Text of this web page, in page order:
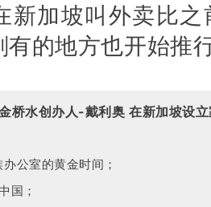
新加坡叫外卖比
有的地方也开始推
桥水创办人-戴利奥 在新加坡设
公室的黄金时间；
国；